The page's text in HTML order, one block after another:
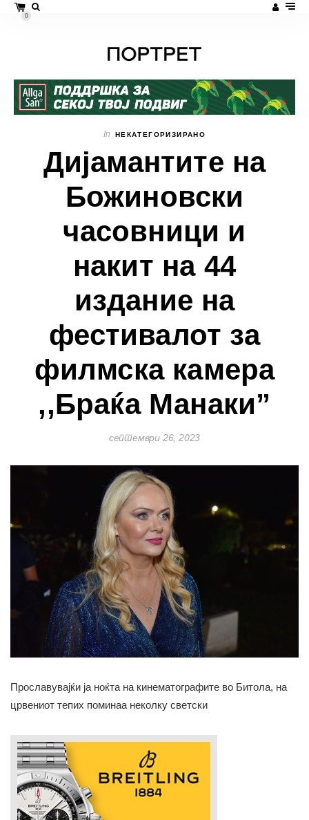
0
In НЕКАТЕГОРИЗИРАНО
Дијамантите на
Божиновски
часовници и
накит на 44
издание на
фестивалот за
филмска камера
,,Браќа Манаки”
септември 26, 2023
Прославувајќи ја ноќта на кинематографите во Битола, на
црвениот тепих поминаа неколку светски